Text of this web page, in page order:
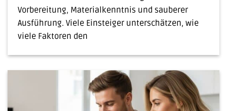
Vorbereitung, Materialkenntnis und sauberer
Ausführung. Viele Einsteiger unterschätzen, wie
viele Faktoren den